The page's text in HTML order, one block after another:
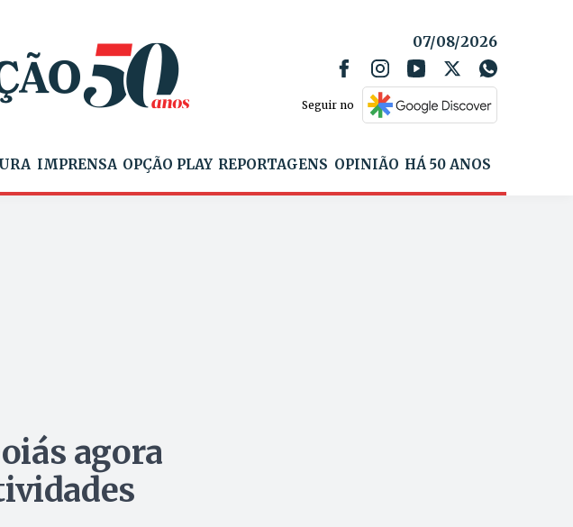
07/08/2026
Seguir no
IMPRENSA OPÇÃO PLAY REPORTAGENS OPINIÃO HÁ 50 ANOS
agora